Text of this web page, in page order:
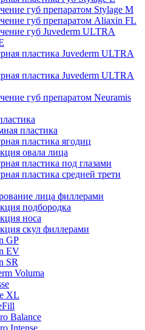
губ препаратом Stylage M
губ препаратом Aliaxin FL
губ Juvederm ULTRA
пластика Juvederm ULTRA
пластика Juvederm ULTRA
губ препаратом Neuramis
пластика
пластика ягодиц
овала лица
пластика под глазами
пластика средней трети
лица филлерами
подбородка
носа
скул филлерами
GP
EV
SR
Voluma
XL
Balance
Intense